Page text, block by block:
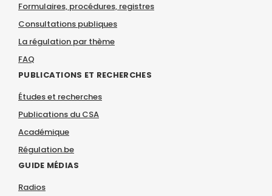
Formulaires, procédures, registres
Consultations publiques
La régulation par thème
FAQ
PUBLICATIONS ET RECHERCHES
Études et recherches
Publications du CSA
Académique
Régulation.be
GUIDE MÉDIAS
Radios